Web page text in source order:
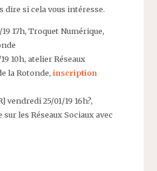
dire si cela vous intéresse.
17h, Troquet Numérique,
10h, atelier Réseaux
la Rotonde,inscription
vendredi 25/01/19 16h?,
les Réseaux Sociaux avec